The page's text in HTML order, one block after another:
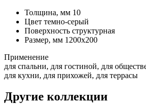
Толщина, мм 10
Цвет темно-серый
Поверхность структурная
Размер, мм 1200x200
Применение
для спальни, для гостиной, для
для кухни, для прихожей, для террасы
Другие коллекции